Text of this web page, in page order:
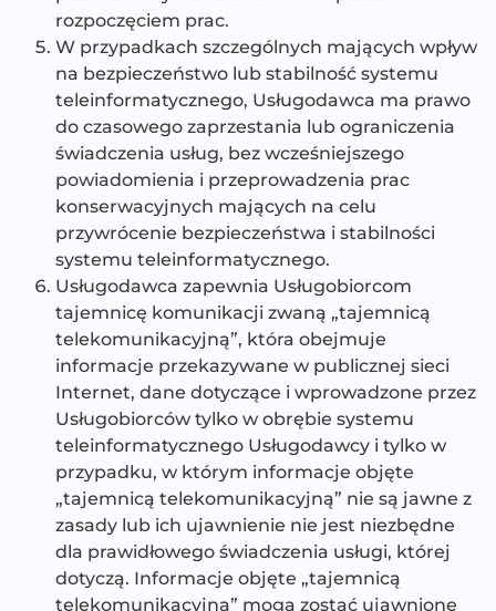
rozpoczęciem prac.
W przypadkach szczególnych mających wpływ
na bezpieczeństwo lub stabilność systemu
teleinformatycznego, Usługodawca ma prawo
do czasowego zaprzestania lub ograniczenia
świadczenia usług, bez wcześniejszego
powiadomienia i przeprowadzenia prac
konserwacyjnych mających na celu
przywrócenie bezpieczeństwa i stabilności
systemu teleinformatycznego.
Usługodawca zapewnia Usługobiorcom
tajemnicę komunikacji zwaną „tajemnicą
telekomunikacyjną”, która obejmuje
informacje przekazywane w publicznej sieci
Internet, dane dotyczące i wprowadzone przez
Usługobiorców tylko w obrębie systemu
teleinformatycznego Usługodawcy i tylko w
przypadku, w którym informacje objęte
„tajemnicą telekomunikacyjną” nie są jawne z
zasady lub ich ujawnienie nie jest niezbędne
dla prawidłowego świadczenia usługi, której
dotyczą. Informacje objęte „tajemnicą
telekomunikacyjną” mogą zostać ujawnione